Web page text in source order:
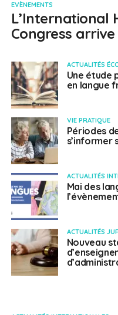
EVÈNEMENTS
L’International
Congress
ACTUALITÉS
Une étude
en langue
VIE PRATIQUE
Périodes
s’informer
ACTUALITÉS
Mai des
ACTUALITÉS
Nouveau